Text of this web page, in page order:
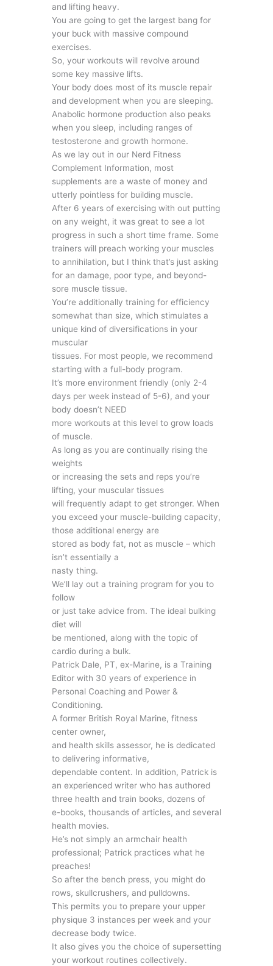
and lifting heavy.
You are going to get the largest bang for
your buck with massive compound
exercises.
So, your workouts will revolve around
some key massive lifts.
Your body does most of its muscle repair
and development when you are sleeping.
Anabolic hormone production also peaks
when you sleep, including ranges of
testosterone and growth hormone.
As we lay out in our Nerd Fitness
Complement Information, most
supplements are a waste of money and
utterly pointless for building muscle.
After 6 years of exercising with out putting
on any weight, it was great to see a lot
progress in such a short time frame. Some
trainers will preach working your muscles
to annihilation, but I think that’s just asking
for an damage, poor type, and beyond-
sore muscle tissue.
You’re additionally training for efficiency
somewhat than size, which stimulates a
unique kind of diversifications in your
muscular
tissues. For most people, we recommend
starting with a full-body program.
It’s more environment friendly (only 2-4
days per week instead of 5-6), and your
body doesn’t NEED
more workouts at this level to grow loads
of muscle.
As long as you are continually rising the
weights
or increasing the sets and reps you’re
lifting, your muscular tissues
will frequently adapt to get stronger. When
you exceed your muscle-building capacity,
those additional energy are
stored as body fat, not as muscle – which
isn’t essentially a
nasty thing.
We’ll lay out a training program for you to
follow
or just take advice from. The ideal bulking
diet will
be mentioned, along with the topic of
cardio during a bulk.
Patrick Dale, PT, ex-Marine, is a Training
Editor with 30 years of experience in
Personal Coaching and Power &
Conditioning.
A former British Royal Marine, fitness
center owner,
and health skills assessor, he is dedicated
to delivering informative,
dependable content. In addition, Patrick is
an experienced writer who has authored
three health and train books, dozens of
e-books, thousands of articles, and several
health movies.
He’s not simply an armchair health
professional; Patrick practices what he
preaches!
So after the bench press, you might do
rows, skullcrushers, and pulldowns.
This permits you to prepare your upper
physique 3 instances per week and your
decrease body twice.
It also gives you the choice of supersetting
your workout routines collectively.